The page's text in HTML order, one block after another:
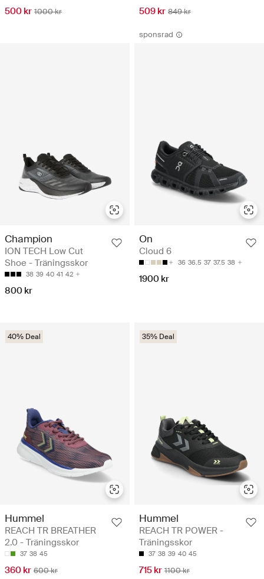
500 kr 1000 kr 509 kr 849 kr
Champion
ION TECH Low Cut
Shoe - Träningsskor
38 39 40 41 42
800 kr
sponsrad
On
Cloud 6
36 36.5 37 37.5 38
1900 kr
40% Deal
Hummel
REACH TR BREATHER
2.0 - Träningsskor
37 38 45
360 kr 600 kr
35% Deal
Hummel
REACH TR POWER -
Träningsskor
37 38 39 40 45
715 kr 1100 kr